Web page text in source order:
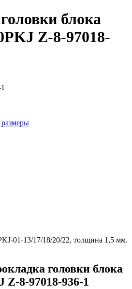
блока
Z-8-97018-
01-13/17/18/20/22, толщина 1,5 мм.
головки блока
Z-8-97018-936-1